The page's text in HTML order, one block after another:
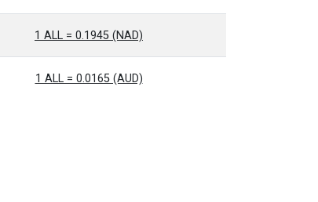
1 ALL = 0.1945 (NAD)
1 ALL = 0.0165 (AUD)